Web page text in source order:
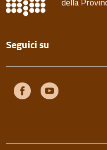
Seguici su
Facebook